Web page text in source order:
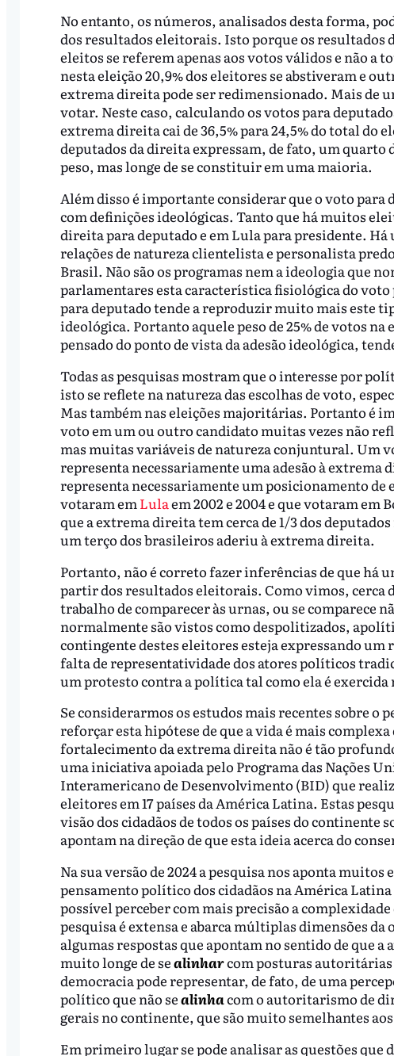
No entanto, os números, analisados desta forma,
dos resultados eleitorais. Isto porque os resultados
eleitos se referem apenas aos votos válidos e não a
nesta eleição 20,9% dos eleitores se abstiveram e
extrema direita pode ser redimensionado. Mais de
votar. Neste caso, calculando os votos para
extrema direita cai de 36,5% para 24,5% do total do
deputados da direita expressam, de fato, um
peso, mas longe de se constituir em uma maioria.
Além disso é importante considerar que o voto para
com definições ideológicas. Tanto que há muitos
direita para deputado e em Lula para presidente.
relações de natureza clientelista e personalista
Brasil. Não são os programas nem a ideologia que
parlamentares esta característica fisiológica do
para deputado tende a reproduzir muito mais este
ideológica. Portanto aquele peso de 25% de votos
pensado do ponto de vista da adesão ideológica,
Todas as pesquisas mostram que o interesse por
isto se reflete na natureza das escolhas de voto,
Mas também nas eleições majoritárias. Portanto é
voto em um ou outro candidato muitas vezes não
mas muitas variáveis de natureza conjuntural. Um
representa necessariamente uma adesão à
representa necessariamente um posicionamento
votaram em Lulaem 2002 e 2004 e que votaram em
que a extrema direita tem cerca de 1/3 dos
um terço dos brasileiros aderiu à extrema direita.
Portanto, não é correto fazer inferências de que há
partir dos resultados eleitorais. Como vimos, cerca
trabalho de comparecer às urnas, ou se comparece
normalmente são vistos como despolitizados,
contingente destes eleitores esteja expressando
falta de representatividade dos atores políticos
um protesto contra a política tal como ela é exercida
Se considerarmos os estudos mais recentes sobre
reforçar esta hipótese de que a vida é mais
fortalecimento da extrema direita não é tão
uma iniciativa apoiada pelo Programa das Nações
Interamericano de Desenvolvimento (BID) que
eleitores em 17 países da América Latina. Estas
visão dos cidadãos de todos os países do continente
apontam na direção de que esta ideia acerca do
Na sua versão de 2024 a pesquisa nos aponta
pensamento político dos cidadãos na América
possível perceber com mais precisão a
pesquisa é extensa e abarca múltiplas dimensões
algumas respostas que apontam no sentido de que
muito longe de sealinharcom posturas autoritárias
democracia pode representar, de fato, de uma
político que não sealinhacom o autoritarismo de
gerais no continente, que são muito semelhantes
Em primeiro lugar se pode analisar as questões que